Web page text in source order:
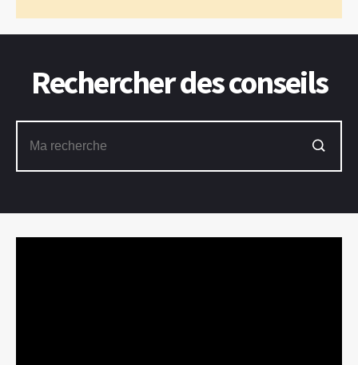
Rechercher des conseils